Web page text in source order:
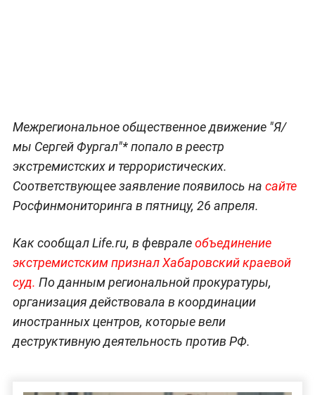
Межрегиональное общественное движение "Я/
мы Сергей Фургал"* попало в реестр
экстремистских и террористических.
Соответствующее заявление появилось на сайте
Росфинмониторинга в пятницу, 26 апреля.
Как сообщал Life.ru, в февралеобъединение
экстремистским признал Хабаровский краевой
суд. По данным региональной прокуратуры,
организация действовала в координации
иностранных центров, которые вели
деструктивную деятельность против РФ.